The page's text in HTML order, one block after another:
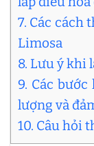
7. Các cách
Limosa
8. Lưu ý khi
9. Các
lượng và
10. Câu hỏi